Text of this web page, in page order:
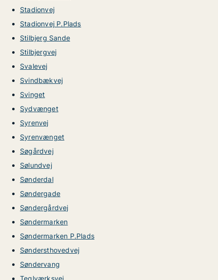
Stadionvej
Stadionvej P.Plads
Stilbjerg Sande
Stilbjergvej
Svalevej
Svindbækvej
Svinget
Sydvænget
Syrenvej
Syrenvænget
Søgårdvej
Sølundvej
Sønderdal
Søndergade
Søndergårdvej
Søndermarken
Søndermarken P.Plads
Søndersthovedvej
Søndervang
Teglværksvej